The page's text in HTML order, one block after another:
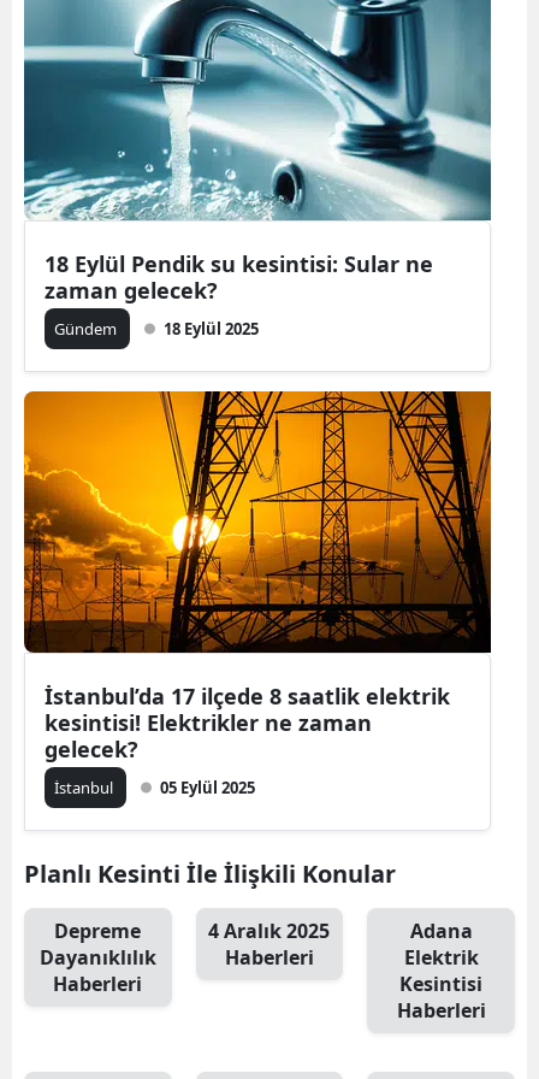
Zonguldak
Bayburt
Batman
Şırnak
Bartın
Ardahan
Iğdır
Yalova
18 Eylül Pendik su kesintisi: Sular ne
zaman gelecek?
Gündem 18 Eylül 2025
İstanbul’da 17 ilçede 8 saatlik elektrik
kesintisi! Elektrikler ne zaman
gelecek?
İstanbul 05 Eylül 2025
Planlı Kesinti İle İlişkili Konular
Depreme
Dayanıklılık
Haberleri
4 Aralık 2025
Haberleri
Adana
Elektrik
Kesintisi
Haberleri